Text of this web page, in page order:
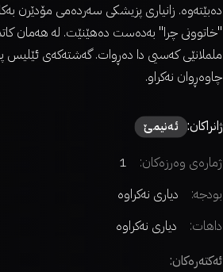
دەبێتەوە. زانیاری پزیشکی سەردەمی مۆدێرن
"خاتوونی چرا" بەدەست دەهێنێت. لە هەمان
ململانێی کەسیی دا دەڕوات. گەشتەکەی ئێلیس
چاوەڕوان نەکراو.
ژانراکان: ئەنیمێ
ژمارەی وەرزەکان: 1
بودجە:
دیاری نەکراوە
داهات:
دیاری نەکراوە
ئەکتەرەکان: